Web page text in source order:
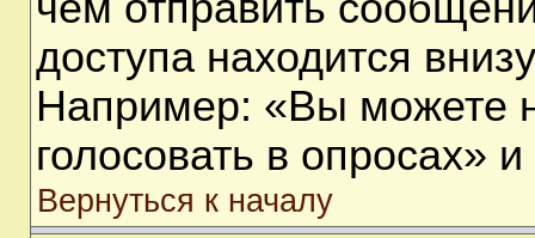
доступа находится
Например: «Вы можете
голосовать в опросах» и
Вернуться к началу